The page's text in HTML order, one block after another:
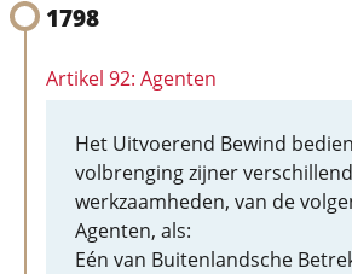
1798
Artikel 92: Agenten
Het Uitvoerend Bewind
volbrenging zijner
werkzaamheden, van de
Agenten, als:
Eén van Buitenlandsche